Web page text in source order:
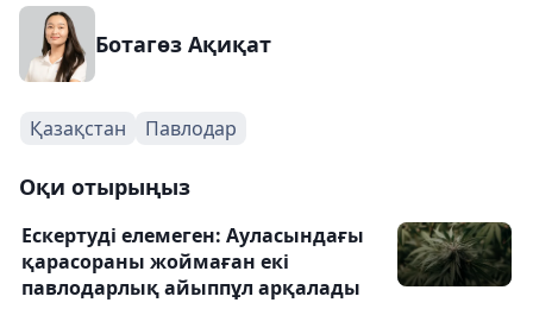
Ботагөз Ақиқат
Қазақстан Павлодар
Оқи отырыңыз
Ескертуді елемеген: Ауласындағы
қарасораны жоймаған екі
павлодарлық айыппұл арқалады